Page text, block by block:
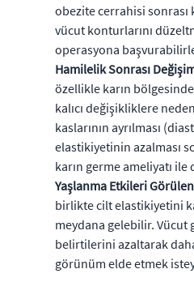
obezite cerrahisi sonrası
vücut konturlarını
operasyona
Hamilelik Sonrası
özellikle karın
kalıcı değişikliklere
kaslarının ayrılması
elastikiyetinin azalması
karın germe ameliyatı
Yaşlanma Etkileri
birlikte cilt elastikiyetini
meydana gelebilir. Vücut
belirtilerini azaltarak
görünüm elde etmek